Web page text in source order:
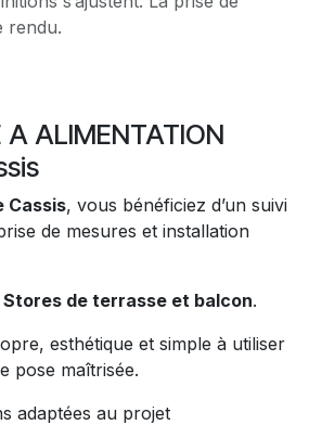
rendu.
A ALIMENTATION
Cassis, vous bénéficiez d’un suivi
de mesures et installation
Stores de terrasse et balcon.
esthétique et simple à utiliser
pose maîtrisée.
adaptées au projet